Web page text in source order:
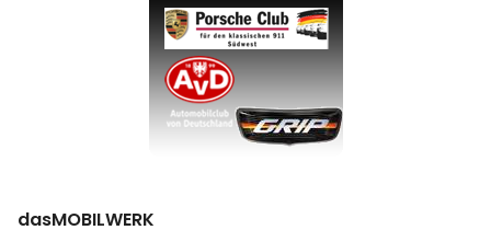
dasMOBILWERK